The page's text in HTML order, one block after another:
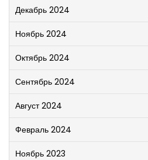
Декабрь 2024
Ноябрь 2024
Октябрь 2024
Сентябрь 2024
Август 2024
Февраль 2024
Ноябрь 2023